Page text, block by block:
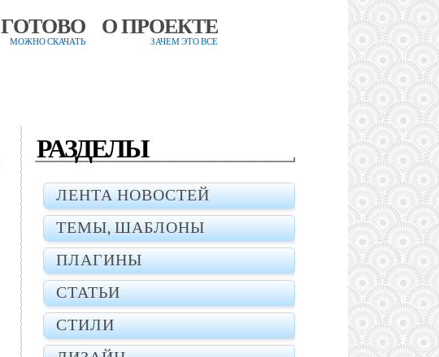
ГОТОВО
МОЖНО СКАЧАТЬ
О ПРОЕКТЕ
ЗАЧЕМ ЭТО ВСЕ
РАЗДЕЛЫ
ЛЕНТА НОВОСТЕЙ
ТЕМЫ, ШАБЛОНЫ
ПЛАГИНЫ
СТАТЬИ
СТИЛИ